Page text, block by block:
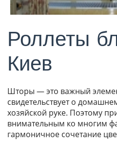
Роллеты
Киев
Шторы — это важный
свидетельствует о
хозяйской руке. Поэтому
внимательным ко многим
гармоничное сочетание